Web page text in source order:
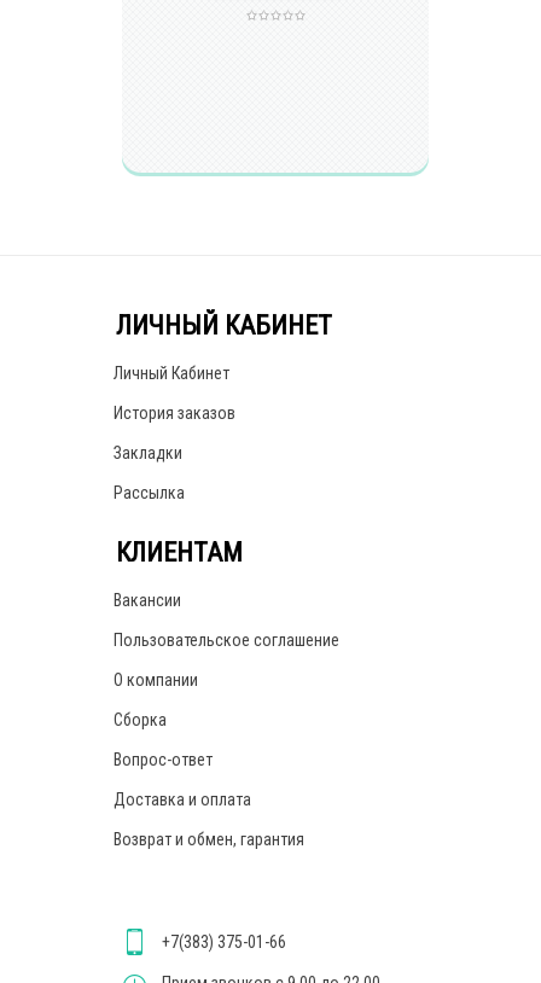
ЛИЧНЫЙ КАБИНЕТ
Личный Кабинет
История заказов
Закладки
Рассылка
КЛИЕНТАМ
Вакансии
Пользовательское соглашение
О компании
Сборка
Вопрос-ответ
Доставка и оплата
Возврат и обмен, гарантия
+7(383) 375-01-66